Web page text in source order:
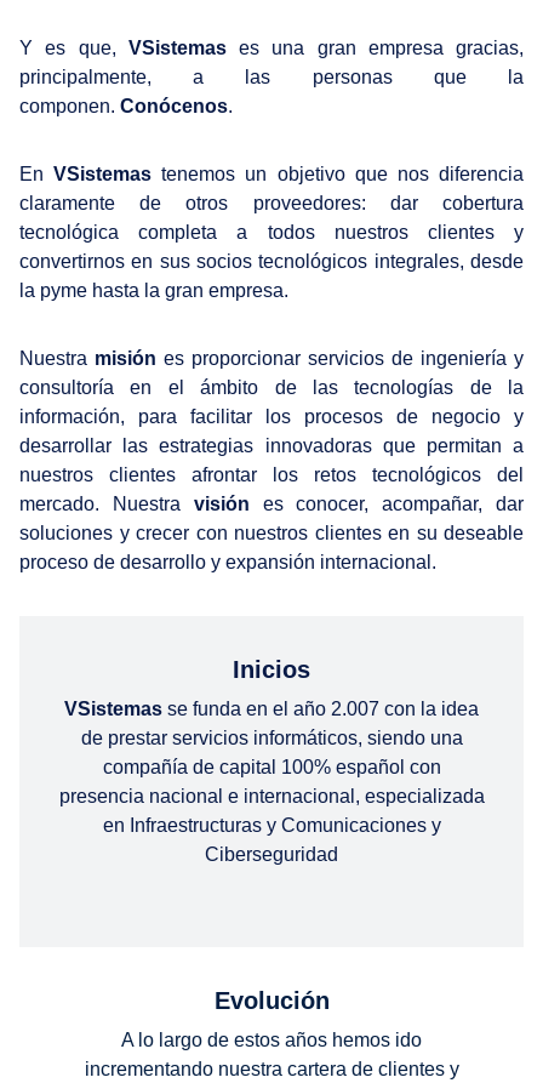
Inicios
VSistemas se funda en el año 2.007 con la idea
de prestar servicios informáticos, siendo una
compañía de capital 100% español con
presencia nacional e internacional, especializada
en Infraestructuras y Comunicaciones y
Ciberseguridad
Evolución
A lo largo de estos años hemos ido
incrementando nuestra cartera de clientes y
Y es que, VSistemases una gran empresa gracias,
principalmente, a las personas que la
componen. Conócenos.
EnVSistemas tenemos un objetivo que nos diferencia
claramente de otros proveedores: dar cobertura
tecnológica completa a todos nuestros clientes y
convertirnos en sus socios tecnológicos integrales, desde
la pyme hasta la gran empresa.
Nuestra misión es proporcionar servicios de ingeniería y
consultoría en el ámbito de las tecnologías de la
información, para facilitar los procesos de negocio y
desarrollar las estrategias innovadoras que permitan a
nuestros clientes afrontar los retos tecnológicos del
mercado. Nuestra visión es conocer, acompañar, dar
soluciones y crecer con nuestros clientes en su deseable
proceso de desarrollo y expansión internacional.